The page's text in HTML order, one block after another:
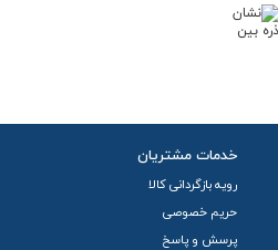
خدمات مشتریان
رویه بازگردانی کالا
حریم خصوصی
پرسش و پاسخ